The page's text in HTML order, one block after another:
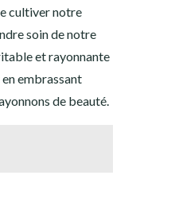
cultiver notre
soin de notre
et rayonnante
embrassant
de beauté.